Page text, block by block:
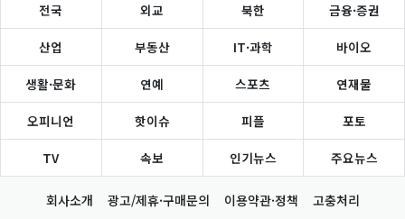
전국 외교 북한 금융·증권
산업 부동산 IT·과학 바이오
생활·문화 연예 스포츠 연재물
오피니언 핫이슈 피플 포토
TV 속보 인기뉴스 주요뉴스
회사소개 광고/제휴·구매문의 이용약관·정책 고충처리